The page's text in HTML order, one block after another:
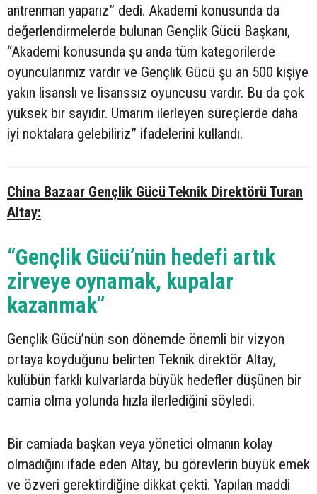
antrenman yaparız” dedi. Akademi konusunda da
değerlendirmelerde bulunan Gençlik Gücü Başkanı,
“Akademi konusunda şu anda tüm kategorilerde
oyuncularımız vardır ve Gençlik Gücü şu an 500 kişiye
yakın lisanslı ve lisanssız oyuncusu vardır. Bu da çok
yüksek bir sayıdır. Umarım ilerleyen süreçlerde daha
iyi noktalara gelebiliriz” ifadelerini kullandı.
China Bazaar Gençlik Gücü Teknik Direktörü Turan
Altay:
“Gençlik Gücü’nün hedefi artık
zirveye oynamak, kupalar
kazanmak”
Gençlik Gücü’nün son dönemde önemli bir vizyon
ortaya koyduğunu belirten Teknik direktör Altay,
kulübün farklı kulvarlarda büyük hedefler düşünen bir
camia olma yolunda hızla ilerlediğini söyledi.
Bir camiada başkan veya yönetici olmanın kolay
olmadığını ifade eden Altay, bu görevlerin büyük emek
ve özveri gerektirdiğine dikkat çekti. Yapılan maddi